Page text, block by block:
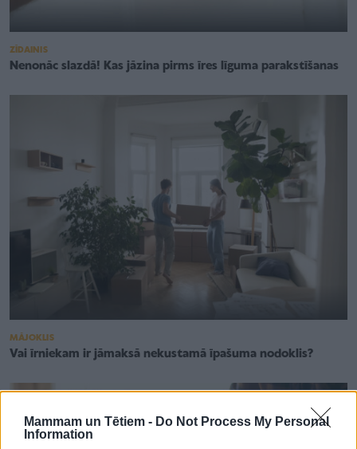
Mammam un Tētiem - Do Not Process My Personal
Information
ZĪDAINIS
Nenonāc slazdā! Kas jāzina pirms īres līguma parakstīšanas
MĀJOKLIS
Vai īrniekam ir jāmaksā nekustamā īpašuma nodoklis?